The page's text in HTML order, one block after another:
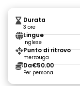
Durata
3 ore
Lingue
Inglese
Punto di ritrovo
merzouga
Da€50.00
Per persona